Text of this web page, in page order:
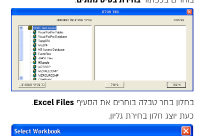
בחלון בחר טבלה בוחרים את הסעיף Excel Files
.
כעת יוצג חלון בחירת גליון.